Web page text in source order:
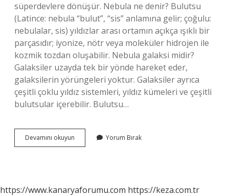
süperdevlere dönüşür. Nebula ne denir? Bulutsu
(Latince: nebula “bulut”, “sis” anlamına gelir; çoğulu:
nebulalar, sis) yıldızlar arası ortamın açıkça ışıklı bir
parçasıdır; iyonize, nötr veya moleküler hidrojen ile
kozmik tozdan oluşabilir. Nebula galaksi midir?
Galaksiler uzayda tek bir yönde hareket eder,
galaksilerin yörüngeleri yoktur. Galaksiler ayrıca
çeşitli çoklu yıldız sistemleri, yıldız kümeleri ve çeşitli
bulutsular içerebilir. Bulutsu…
Devamını okuyun
Bir
Yorum Bırak
https://www.kanaryaforumu.com https://keza.com.tr